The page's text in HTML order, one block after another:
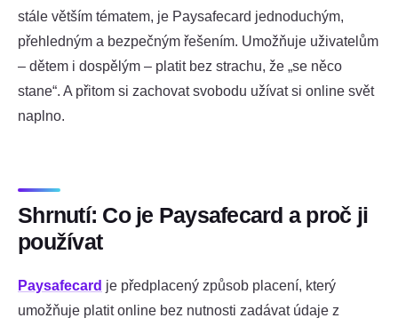
stále větším tématem, je Paysafecard jednoduchým,
přehledným a bezpečným řešením. Umožňuje uživatelům
– dětem i dospělým – platit bez strachu, že „se něco
stane“. A přitom si zachovat svobodu užívat si online svět
naplno.
Shrnutí: Co je Paysafecard a proč ji
používat
Paysafecard je předplacený způsob placení, který
umožňuje platit online bez nutnosti zadávat údaje z